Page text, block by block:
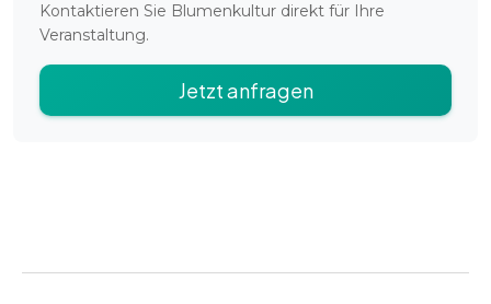
Kontaktieren Sie Blumenkultur direkt für Ihre
Veranstaltung.
Jetzt anfragen